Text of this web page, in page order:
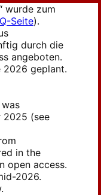
wurde zum
Seite).
durch die
angeboten.
2026 geplant.
was
2025 (see
in the
open access.
2026.